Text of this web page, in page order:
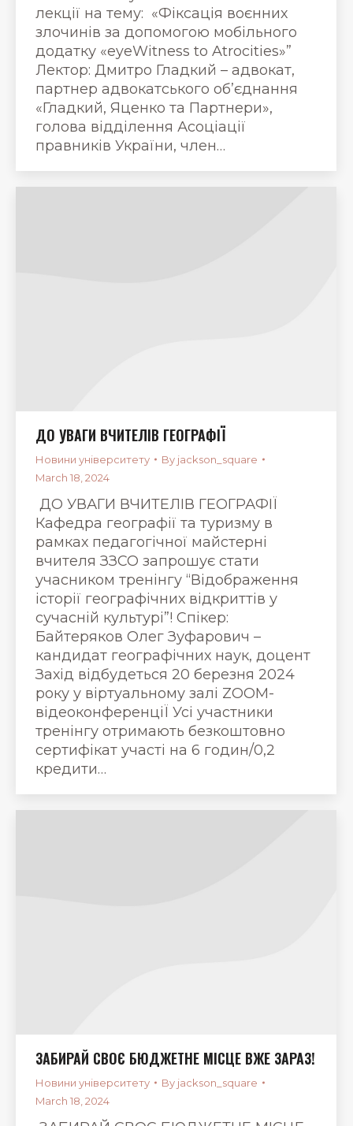
лекції на тему: «Фіксація воєнних
злочинів за допомогою мобільного
додатку «eyeWitness to Atrocities»”
Лектор: Дмитро Гладкий – адвокат,
партнер адвокатського об’єднання
«Гладкий, Яценко та Партнери»,
голова відділення Асоціації
правників України, член…
ДО УВАГИ ВЧИТЕЛІВ ГЕОГРАФІЇ
Новини університету By jackson_square
March 18, 2024
ДО УВАГИ ВЧИТЕЛІВ ГЕОГРАФІЇ
Кафедра географії та туризму в
рамках педагогічної майстерні
вчителя ЗЗСО запрошує стати
учасником тренінгу “Відображення
історії географічних відкриттів у
сучасній культурі”! Спікер:
Байтеряков Олег Зуфарович –
кандидат географічних наук, доцент
Захід відбудеться 20 березня 2024
року у віртуальному залі ZOOM-
відеоконференціЇ Усі участники
тренінгу отримають безкоштовно
сертифікат участі на 6 годин/0,2
кредити…
ЗАБИРАЙ СВОЄ БЮДЖЕТНЕ МІСЦЕ ВЖЕ ЗАРАЗ!
Новини університету By jackson_square
March 18, 2024